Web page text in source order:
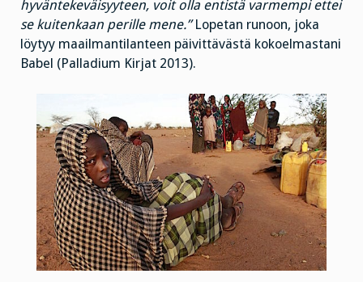
hyväntekeväisyyteen, voit olla entistä varmempi ettei
se kuitenkaan perille mene.”Lopetan runoon, joka
löytyy maailmantilanteen päivittävästä kokoelmastani
Babel (Palladium Kirjat 2013).